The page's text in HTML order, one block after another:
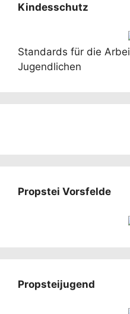
Kindesschutz
Standards für die
Jugendlichen
Propstei Vorsfelde
Propsteijugend